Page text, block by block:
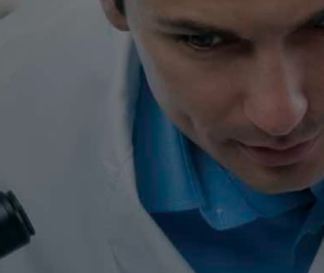
Адрес производства:
141100, Московская область, г.о.
Щёлково, г. Щёлково, ул. Заречная, д. 105